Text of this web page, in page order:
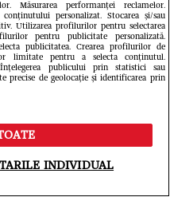
chestia asta,
Măsurarea performanței reclamelor.
personalizat. Stocarea și/sau
Utilizarea profilurilor pentru selectarea
pentru publicitate personalizată.
publicitatea. Crearea profilurilor de
limitate pentru a selecta conținutul.
publicului prin statistici sau
precise de geolocație și identificarea prin
INDIVIDUAL